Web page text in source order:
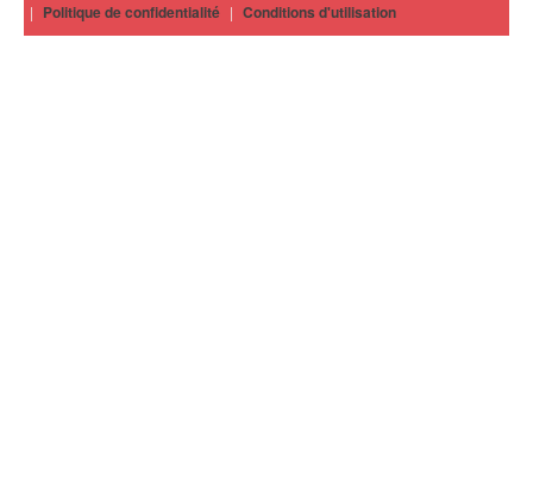
| Politique de confidentialité | Conditions d'utilisation